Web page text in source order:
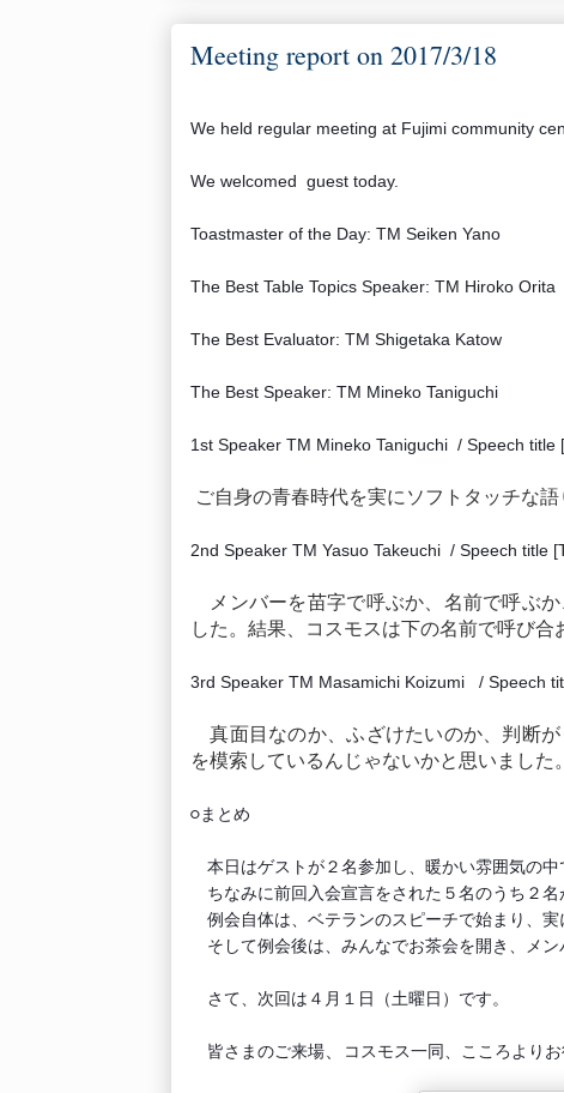
Meeting report on 2017/3/18
We held regular meeting at Fujimi community
We welcomed guest today.
Toastmaster of the Day: TM Seiken Yano
The Best Table Topics Speaker: TM Hiroko Orita
The Best Evaluator: TM Shigetaka Katow
The Best Speaker: TM Mineko Taniguchi
1st Speaker TM Mineko Taniguchi / Speech
ご自身の青春時代を実にソフトタッチな
2nd Speaker TM Yasuo Takeuchi / Speech title [
メンバーを苗字で呼ぶか、名前で呼ぶ
した。結果、コスモスは下の名前で呼び合
3rd Speaker TM Masamichi Koizumi / Speech
真面目なのか、ふざけたいのか、判断
を模索しているんじゃないかと思いました。
○ まとめ
本日はゲストが２名参加し、暖かい雰囲気の中
ちなみに前回入会宣言をされた５名のうち２名
例会自体は、ベテランのスピーチで始まり、実
そして例会後は、みんなでお茶会を開き、メ
さて、次回は４月１日（土曜日）です。
皆さまのご来場 コスモス一同、こころより